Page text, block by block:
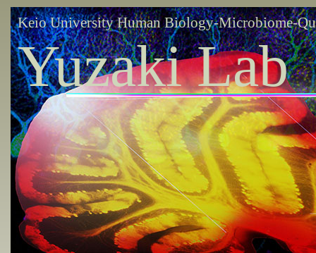
Keio University Human Biology-Microbiome-
Yuzaki Lab